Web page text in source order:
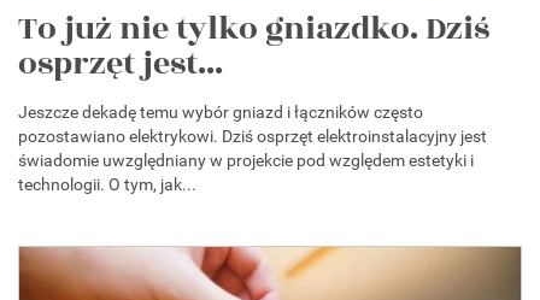
To już nie tylko gniazdko. Dziś
osprzęt jest...
Jeszcze dekadę temu wybór gniazd i łączników często
pozostawiano elektrykowi. Dziś osprzęt elektroinstalacyjny jest
świadomie uwzględniany w projekcie pod względem estetyki i
technologii. O tym, jak...